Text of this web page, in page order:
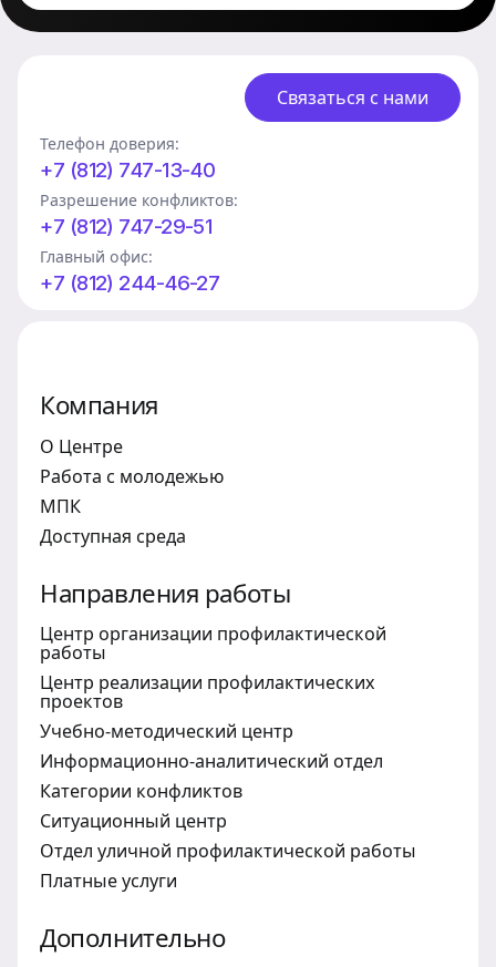
Связаться с нами
Телефон доверия:
+7 (812) 747-13-40
Разрешение конфликтов:
+7 (812) 747-29-51
Главный офис:
+7 (812) 244-46-27
Компания
О Центре
Работа с молодежью
МПК
Доступная среда
Направления работы
Центр организации профилактической
работы
Центр реализации профилактических
проектов
Учебно-методический центр
Информационно-аналитический отдел
Категории конфликтов
Ситуационный центр
Отдел уличной профилактической работы
Платные услуги
Дополнительно